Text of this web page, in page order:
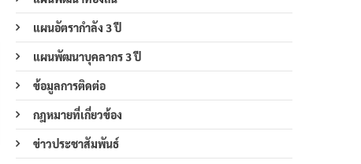
แผนอัตรากำลัง 3 ปี
แผนพัฒนาบุคลากร 3 ปี
ข้อมูลการติดต่อ
กฎหมายที่เกี่ยวข้อง
ข่าวประชาสัมพันธ์